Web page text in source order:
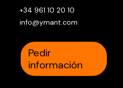
+34 961 10 20 10
info@ymant.com
Pedir
información